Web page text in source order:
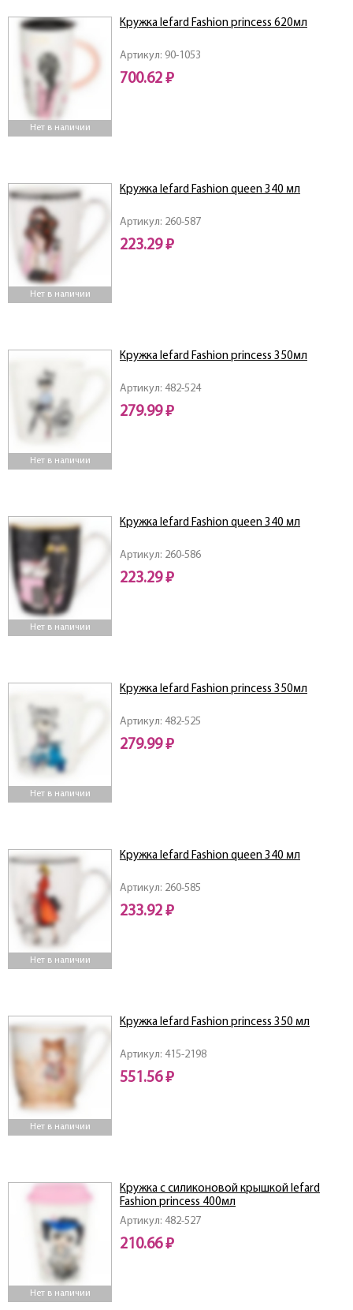
Нет в наличии
Артикул: 90-1053
Кружка lefard Fashion princess 620мл
700.62 ₽
Нет в наличии
Артикул: 260-587
Кружка lefard Fashion queen 340 мл
223.29 ₽
Нет в наличии
Артикул: 482-524
Кружка lefard Fashion princess 350мл
279.99 ₽
Нет в наличии
Артикул: 260-586
Кружка lefard Fashion queen 340 мл
223.29 ₽
Нет в наличии
Артикул: 482-525
Кружка lefard Fashion princess 350мл
279.99 ₽
Нет в наличии
Артикул: 260-585
Кружка lefard Fashion queen 340 мл
233.92 ₽
Нет в наличии
Артикул: 415-2198
Кружка lefard Fashion princess 350 мл
551.56 ₽
Нет в наличии
Артикул: 482-527
Кружка с силиконовой крышкой lefard
Fashion princess 400мл
210.66 ₽